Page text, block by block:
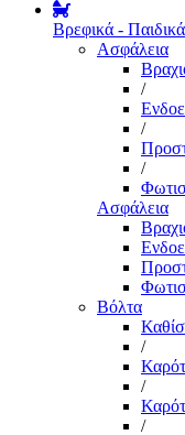
Βρεφικά - Παιδικά
Ασφάλεια
/
/
/
Ασφάλεια
Βόλτα
/
/
/